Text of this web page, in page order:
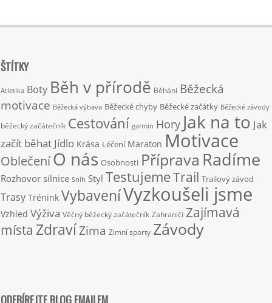
ŠTÍTKY
Atletika Boty Běh v přírodě Běhání Běžecká
motivace Běžecká výbava Běžecké chyby Běžecké začátky Běžecké závody
běžecký začátečník Cestování garmin Hory Jak na to Jak
začít běhat Jídlo Krása Léčení Maraton Motivace
OblečeníO nás Osobnosti Příprava Radíme
Rozhovor silnice Sníh Styl TestujemeTrail Trailový závod
Trasy Trénink VybaveníVyzkoušeli jsme
Vzhled Výživa Věčný běžecký začátečník Zahraničí Zajímavá
místa ZdravíZima Zimní sporty Závody
ODEBÍREJTE BLOG EMAILEM